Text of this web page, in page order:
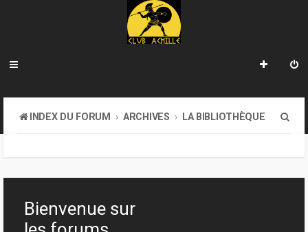
INDEX DU FORUM ARCHIVES LA BIBLIOTHÈQUE
h
Bienvenue sur